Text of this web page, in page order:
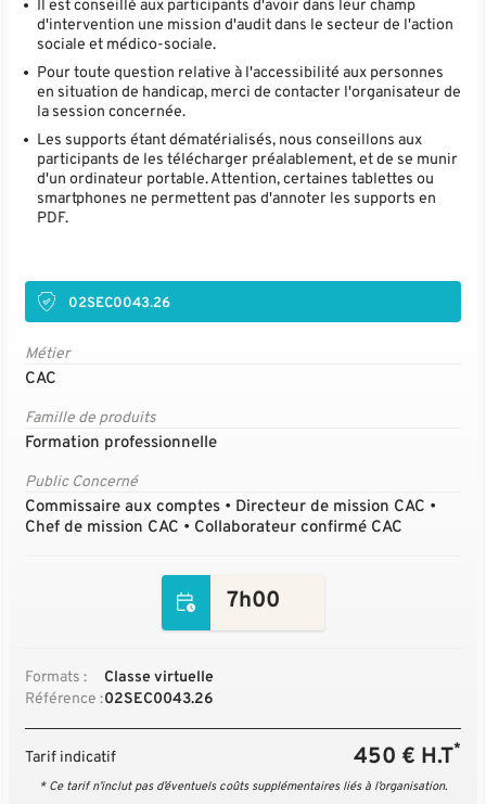
Il est conseillé aux participants d'avoir dans leur champ
d'intervention une mission d'audit dans le secteur de l'action
sociale et médico-sociale.
Pour toute question relative à l'accessibilité aux personnes
en situation de handicap, merci de contacter l'organisateur de
la session concernée.
Les supports étant dématérialisés, nous conseillons aux
participants de les télécharger préalablement, et de se munir
d'un ordinateur portable. Attention, certaines tablettes ou
smartphones ne permettent pas d'annoter les supports en
PDF.
02SEC0043.26
Métier
CAC
Famille de produits
Formation professionnelle
Public Concerné
Commissaire aux comptes • Directeur de mission CAC •
Chef de mission CAC • Collaborateur confirmé CAC
7h00
Formats :
Classe virtuelle
Référence :02SEC0043.26
Tarif indicatif 450 € H.T*
* Ce tarif n’inclut pas d’éventuels coûts supplémentaires liés à l’organisation.